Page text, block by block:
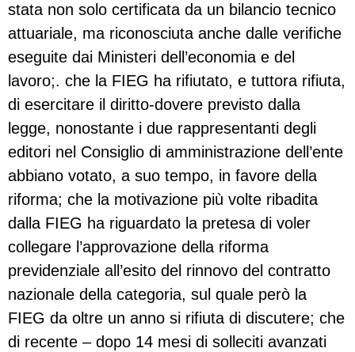
stata non solo certificata da un bilancio tecnico
attuariale, ma riconosciuta anche dalle verifiche
eseguite dai Ministeri dell’economia e del
lavoro;. che la FIEG ha rifiutato, e tuttora rifiuta,
di esercitare il diritto-dovere previsto dalla
legge, nonostante i due rappresentanti degli
editori nel Consiglio di amministrazione dell’ente
abbiano votato, a suo tempo, in favore della
riforma; che la motivazione più volte ribadita
dalla FIEG ha riguardato la pretesa di voler
collegare l’approvazione della riforma
previdenziale all’esito del rinnovo del contratto
nazionale della categoria, sul quale però la
FIEG da oltre un anno si rifiuta di discutere; che
di recente – dopo 14 mesi di solleciti avanzati